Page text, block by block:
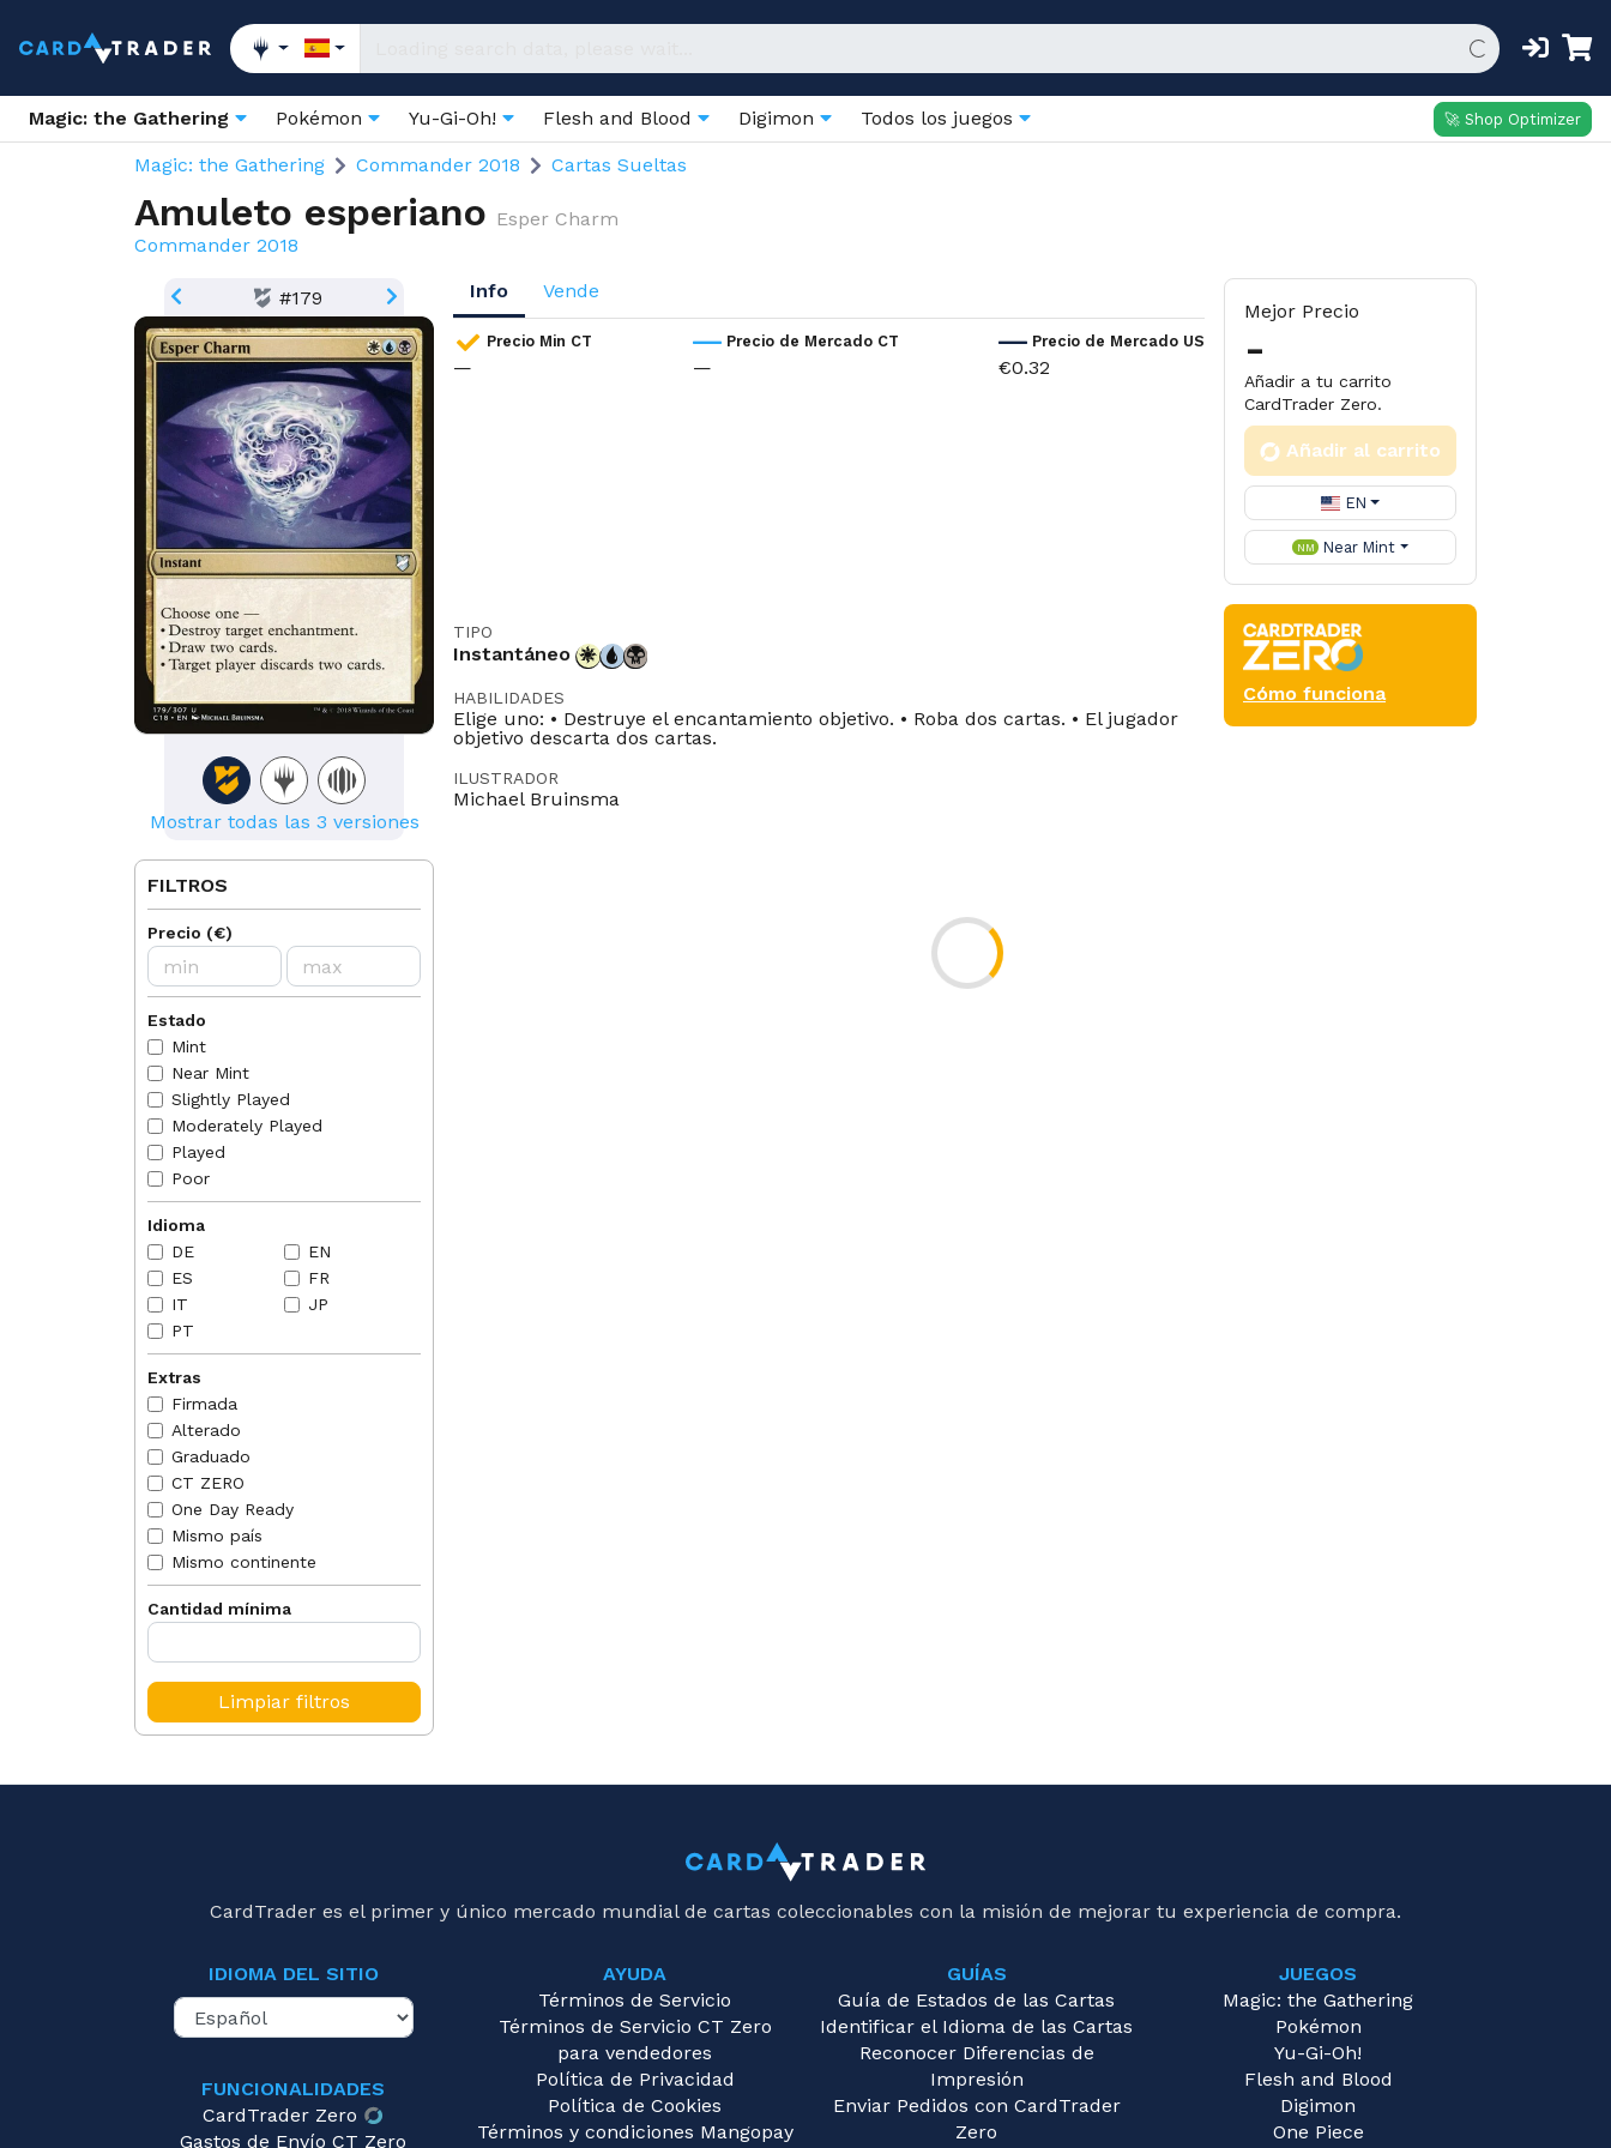
Magic: the Gathering Pokémon Yu-Gi-Oh! Flesh and Blood Digimon Todos los juegos 🚀 Shop Optimizer
Magic: the Gathering Commander 2018 Cartas Sueltas
Amuleto esperiano Esper Charm
Commander 2018
#179
Mostrar todas las 3 versiones
Info Vende
Precio Min CT
—
Precio de Mercado CT
—
Precio de Mercado US
€0.32
TIPO
Instantáneo
HABILIDADES
Elige uno: • Destruye el encantamiento objetivo. • Roba dos cartas. • El jugador
objetivo descarta dos cartas.
ILUSTRADOR
Michael Bruinsma
You can choose a mode only if you can choose legal targets for that
Mejor Precio
-
Añadir a tu carrito
CardTrader Zero.
Añadir al carrito
EN
NM Near Mint
Cómo funciona
FILTROS
Precio (€)
Estado
Mint
Near Mint
Slightly Played
Moderately Played
Played
Poor
Idioma
DE
EN
ES
FR
IT
JP
PT
Extras
Firmada
Alterado
Graduado
CT ZERO
One Day Ready
Mismo país
Mismo continente
Cantidad mínima
Limpiar filtros
CardTrader es el primer y único mercado mundial de cartas coleccionables con la misión de mejorar tu experiencia de compra.
IDIOMA DEL SITIO
FUNCIONALIDADES
CardTrader Zero
Gastos de Envío CT Zero
AYUDA
Términos de Servicio
Términos de Servicio CT Zero
para vendedores
Política de Privacidad
Política de Cookies
Términos y condiciones Mangopay
GUÍAS
Guía de Estados de las Cartas
Identificar el Idioma de las Cartas
Reconocer Diferencias de
Impresión
Enviar Pedidos con CardTrader
Zero
JUEGOS
Magic: the Gathering
Pokémon
Yu-Gi-Oh!
Flesh and Blood
Digimon
One Piece